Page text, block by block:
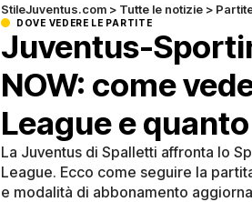
StileJuventus.com > Tutte le notizie >
DOVE VEDERE LE PARTITE
Juventus-
NOW: come
League e
La Juventus di Spalletti affronta lo
League. Ecco come seguire la
e modalità di abbonamento